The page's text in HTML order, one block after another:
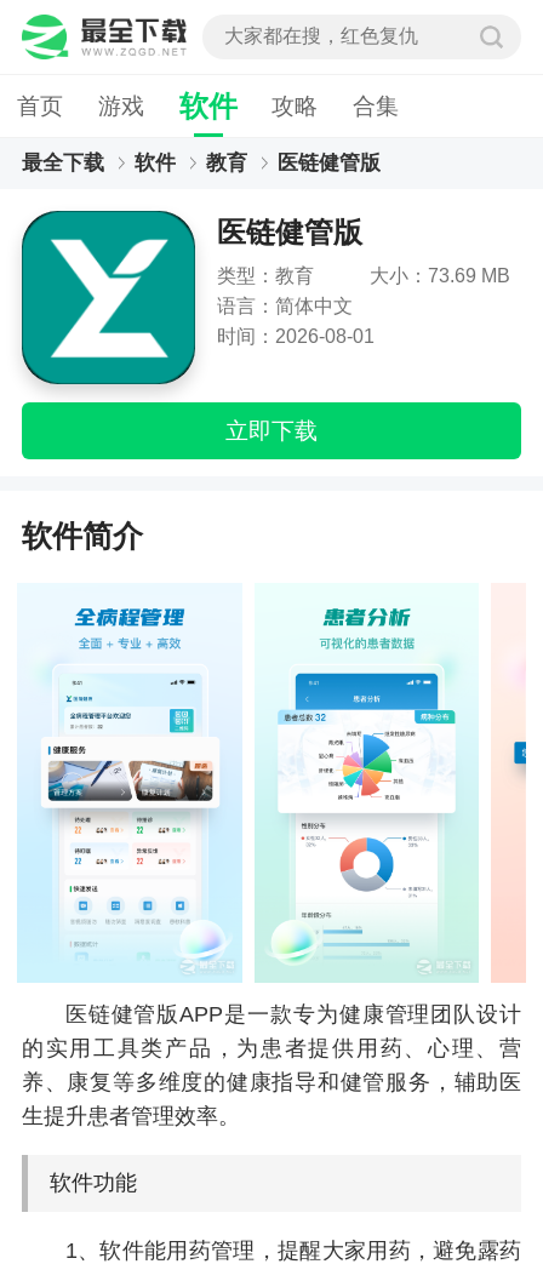
首页 游戏 软件 攻略 合集
最全下载 软件 教育 医链健管版
医链健管版
类型：教育
大小：73.69 MB
语言：简体中文
时间：2026-08-01
立即下载
软件简介
医链健管版APP是一款专为健康管理团队设计
的实用工具类产品，为患者提供用药、心理、营
养、康复等多维度的健康指导和健管服务，辅助医
生提升患者管理效率。
软件功能
1、软件能用药管理，提醒大家用药，避免露药